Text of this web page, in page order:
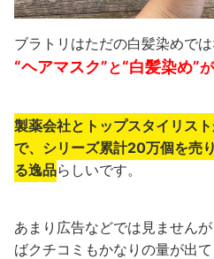
ブラトリはただの白髪染めでは
“ヘアマスク”と“白髪染め”
製薬会社とトップスタイリス
で、シリーズ累計20万個を売
る逸品らしいです。
あまり広告などでは見ません
ばクチコミもかなりの量が出て